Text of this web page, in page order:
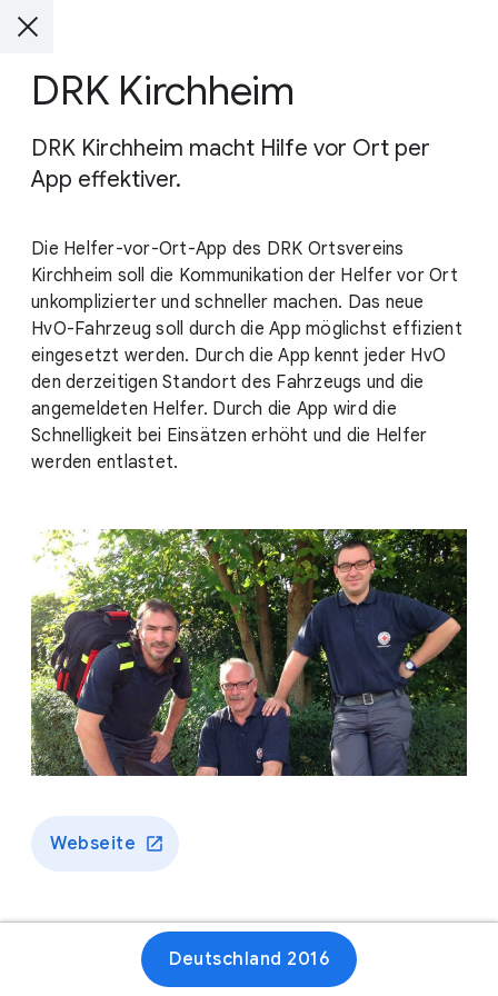
DRK Kirchheim
DRK Kirchheim macht Hilfe vor Ort per
App effektiver.
Die Helfer-vor-Ort-App des DRK Ortsvereins
Kirchheim soll die Kommunikation der Helfer vor Ort
unkomplizierter und schneller machen. Das neue
HvO-Fahrzeug soll durch die App möglichst effizient
eingesetzt werden. Durch die App kennt jeder HvO
den derzeitigen Standort des Fahrzeugs und die
angemeldeten Helfer. Durch die App wird die
Schnelligkeit bei Einsätzen erhöht und die Helfer
werden entlastet.
Webseite
Deutschland 2016